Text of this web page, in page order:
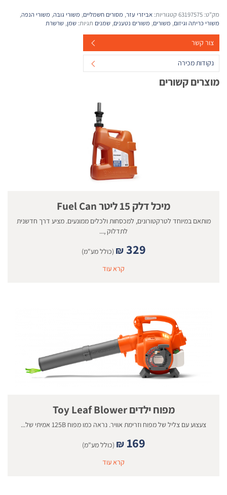
מק"ט: 63197575קטגוריות: אביזרי עזר, מסורים חשמליים, משורי גובה, משורי הנפה,
משורי כריתה וגיזום, משורים, משורים נטענים, שמנים תגיות: שמן, שרשרת
צור קשר
נקודות מכירה
מוצרים קשורים
מיכל דלק 15 ליטר Fuel Can
מותאם במיוחד לטרקטורונים, למכסחות ולכלים ממונעים. מציע דרך חדשנית
לתדלוק ,...
₪ 329
(כולל מע"מ)
קרא עוד
מפוח ילדים Toy Leaf Blower
צעצוע עם צליל של מפוח וזרימת אוויר. נראה כמו מפוח 125B אמיתי של...
₪ 169
(כולל מע"מ)
קרא עוד